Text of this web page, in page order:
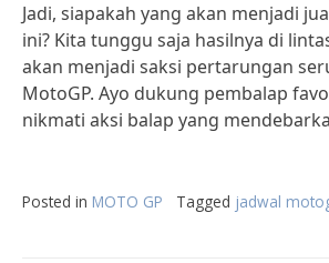
Jadi, siapakah yang akan menjadi
ini? Kita tunggu saja hasilnya di
akan menjadi saksi pertarungan
MotoGP. Ayo dukung pembalap
nikmati aksi balap yang
Posted in MOTO GP Tagged jadwal